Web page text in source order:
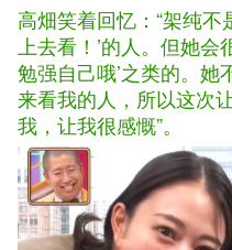
高畑笑着回忆：“架纯不
上去看！’的人。但她
勉强自己哦’之类的。
来看我的人，所以这次
我，让我很感慨”。